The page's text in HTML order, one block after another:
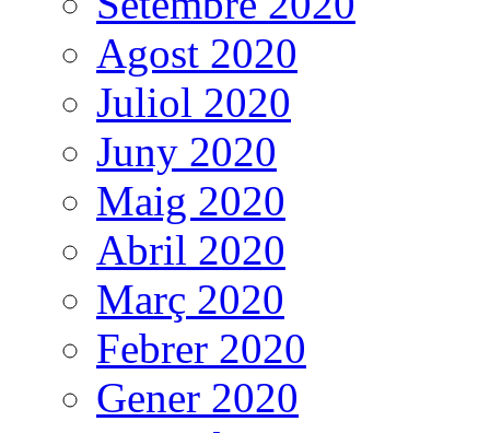
Agost 2020
Juliol 2020
Juny 2020
Maig 2020
Abril 2020
Març 2020
Febrer 2020
Gener 2020